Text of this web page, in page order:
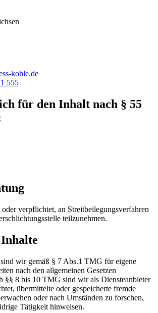
kohle.de
555
für den Inhalt nach § 55
verpflichtet, an Streitbeilegungsverfahren
teilzunehmen.
wir gemäß § 7 Abs.1 TMG für eigene
nach den allgemeinen Gesetzen
§§ 8 bis 10 TMG sind wir als Diensteanbieter
übermittelte oder gespeicherte fremde
oder nach Umständen zu forschen,
Tätigkeit hinweisen.